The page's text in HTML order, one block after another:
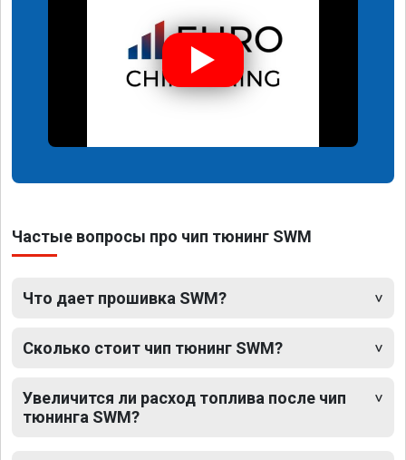
Частые вопросы про чип тюнинг SWM
Что дает прошивка SWM?
Сколько стоит чип тюнинг SWM?
Увеличится ли расход топлива после чип
тюнинга SWM?